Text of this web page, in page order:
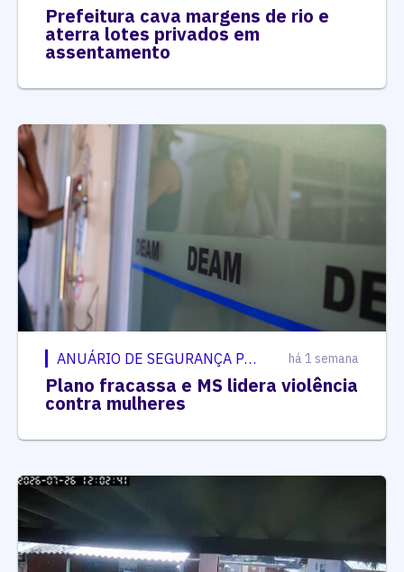
Prefeitura cava margens de rio e
aterra lotes privados em
assentamento
ANUÁRIO DE SEGURANÇA PÚBLICA há 1 semana
Plano fracassa e MS lidera violência
contra mulheres